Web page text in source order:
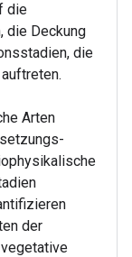
die
die Deckung
die
Arten
der